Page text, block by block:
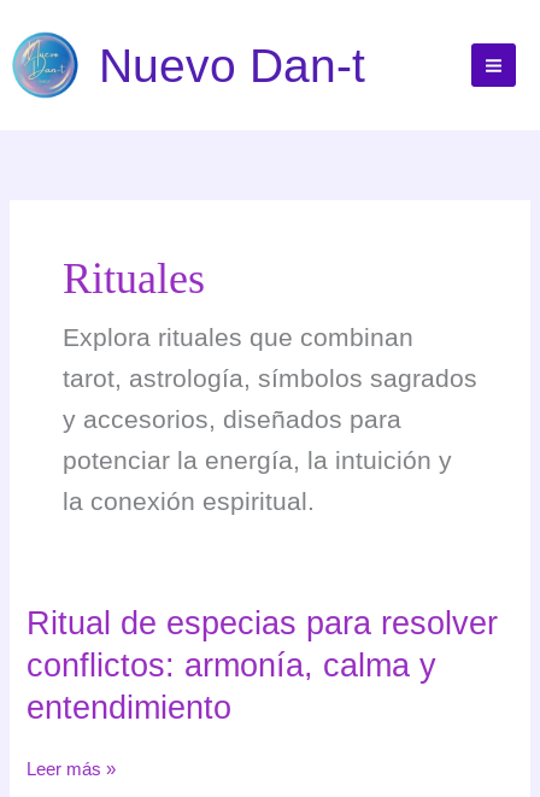
contenido
Nuevo Dan-t
Rituales
Explora rituales que combinan
tarot, astrología, símbolos sagrados
y accesorios, diseñados para
potenciar la energía, la intuición y
la conexión espiritual.
Ritual de especias para resolver
conflictos: armonía, calma y
entendimiento
Ritual
Leer más »